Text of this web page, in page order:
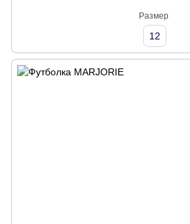
Размер
12